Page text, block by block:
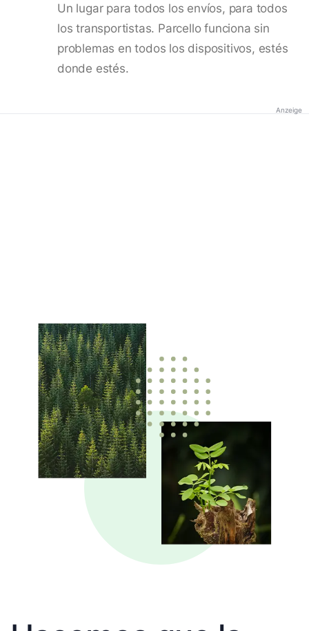
Un lugar para todos los envíos, para todos
los transportistas. Parcello funciona sin
problemas en todos los dispositivos, estés
donde estés.
Anzeige